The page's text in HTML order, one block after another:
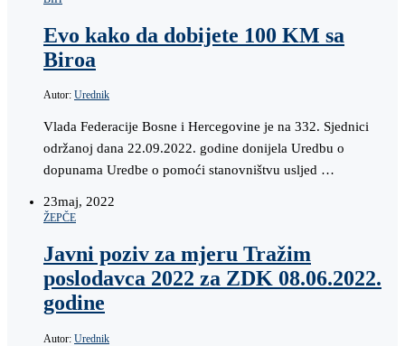
Evo kako da dobijete 100 KM sa
Biroa
Autor: Urednik
Vlada Federacije Bosne i Hercegovine je na 332. Sjednici
održanoj dana 22.09.2022. godine donijela Uredbu o
dopunama Uredbe o pomoći stanovništvu usljed …
23maj, 2022
ŽEPČE
Javni poziv za mjeru Tražim
poslodavca 2022 za ZDK 08.06.2022.
godine
Autor: Urednik